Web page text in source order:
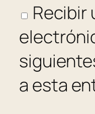
Recibir
a esta